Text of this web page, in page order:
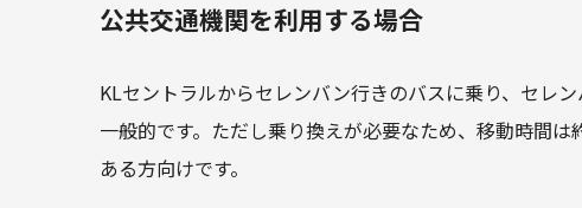
公共交通機関を利用する場合
KLセントラルからセレンバン行きのバスに乗り、セレ
一般的です。ただし乗り換えが必要なため、移動時間
ある方向けです。